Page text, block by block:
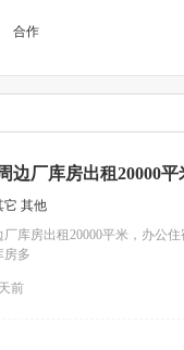
合作
边厂库房出租20000平
它 其他
库房出租20000平米，办公
房多
前